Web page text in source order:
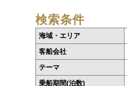
検索条件
海域・エリア
客船会社
テーマ
乗船期間(泊数)